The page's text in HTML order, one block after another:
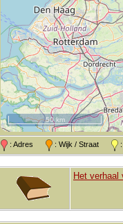
50 km
: Adres : Wijk / Straat
Het verhaal